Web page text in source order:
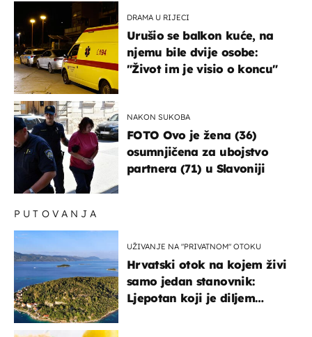
DRAMA U RIJECI
Urušio se balkon kuće, na
njemu bile dvije osobe:
"Život im je visio o koncu"
NAKON SUKOBA
FOTO Ovo je žena (36)
osumnjičena za ubojstvo
partnera (71) u Slavoniji
PUTOVANJA
UŽIVANJE NA "PRIVATNOM" OTOKU
Hrvatski otok na kojem živi
samo jedan stanovnik:
Ljepotan koji je diljem